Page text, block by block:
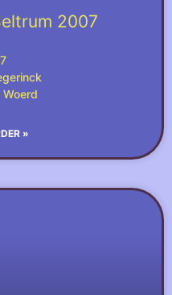
2007
Woerd
»